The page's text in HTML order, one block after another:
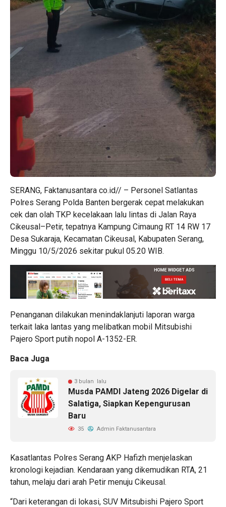
SERANG, Faktanusantara co.id// – Personel Satlantas
Polres Serang Polda Banten bergerak cepat melakukan
cek dan olah TKP kecelakaan lalu lintas di Jalan Raya
Cikeusal–Petir, tepatnya Kampung Cimaung RT 14 RW 17
Desa Sukaraja, Kecamatan Cikeusal, Kabupaten Serang,
Minggu 10/5/2026 sekitar pukul 05.20 WIB.
Penanganan dilakukan menindaklanjuti laporan warga
terkait laka lantas yang melibatkan mobil Mitsubishi
Pajero Sport putih nopol A-1352-ER.
Baca Juga
3 bulan lalu
Musda PAMDI Jateng 2026 Digelar di
Salatiga, Siapkan Kepengurusan
Baru
35 Admin Faktanusantara
Kasatlantas Polres Serang AKP Hafizh menjelaskan
kronologi kejadian. Kendaraan yang dikemudikan RTA, 21
tahun, melaju dari arah Petir menuju Cikeusal.
“Dari keterangan di lokasi, SUV Mitsubishi Pajero Sport